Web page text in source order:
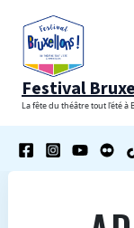
contenu
Festival
La fête du théâtre tout l'été à